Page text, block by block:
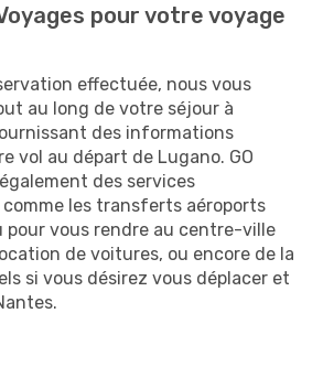
pour votre voyage
effectuée, nous vous
au long de votre séjour à
des informations
vol au départ de Lugano. GO
des services
les transferts aéroports
pour vous rendre au centre-ville
de voitures, ou encore de la
si vous désirez vous déplacer et